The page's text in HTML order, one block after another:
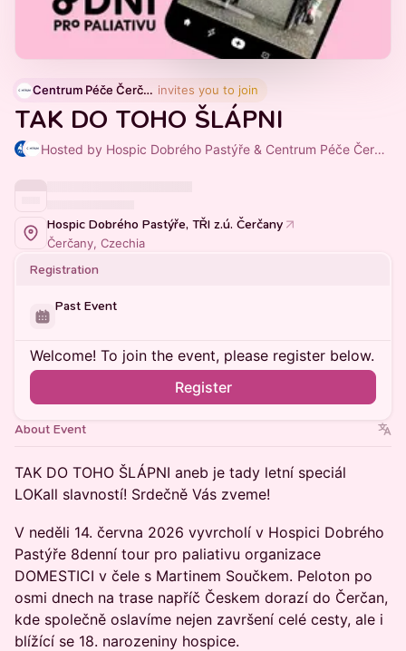
Centrum Péče Čerčany invites you to join
TAK DO TOHO ŠLÁPNI
Hosted by Hospic Dobrého Pastýře & Centrum Péče Čerčany
Hospic Dobrého Pastýře, TŘI z.ú. Čerčany
Čerčany, Czechia
Registration
Past Event
Welcome! To join the event, please register below.
Register
About Event
TAK DO TOHO ŠLÁPNI aneb je tady letní speciál
LOKall slavností! Srdečně Vás zveme!
V neděli 14. června 2026 vyvrcholí v Hospici Dobrého
Pastýře 8denní tour pro paliativu organizace
DOMESTICI v čele s Martinem Součkem. Peloton po
osmi dnech na trase napříč Českem dorazí do Čerčan,
kde společně oslavíme nejen završení celé cesty, ale i
blížící se 18. narozeniny hospice.